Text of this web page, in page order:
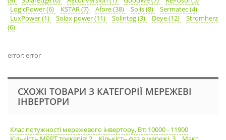
LogicPower (6)
KSTAR (7) Afore (38) Solis (8)
Sermatec (4)
LuxPower (1)
Solax power (11) Solinteg (3) Deye (12)
Stromherz
(6)
error: error
СХОЖІ ТОВАРИ З КАТЕГОРІЇ МЕРЕЖЕВІ
ІНВЕРТОРИ
Клас потужності мережевого інвертору, Вт: 10000 - 11900